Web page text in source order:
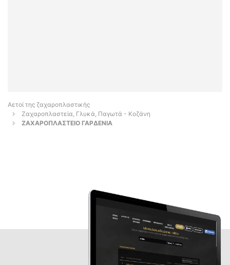
Αετοί της ζαχαροπλαστικής
Ζαχαροπλαστεία, Γλυκά, Παγωτά - Κοζάνη
ΖΑΧΑΡΟΠΛΑΣΤΕΙΟ ΓΑΡΔΕΝΙΑ